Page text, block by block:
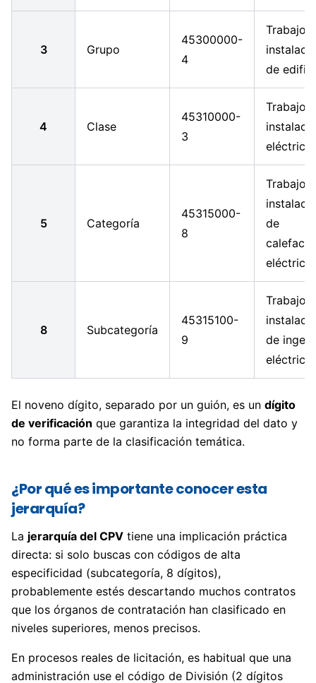
3 Grupo
45300000-
4
Trabajos
de
4 Clase
45310000-
3
Trabajos
eléctrica
5 Categoría
45315000-
8
Trabajos
de
eléctrica
8 Subcategoría
45315100-
9
Trabajos
de
eléctrica
El noveno dígito, separado por un guión, es un dígito
de verificación que garantiza la integridad del dato y
no forma parte de la clasificación temática.
¿Por qué es importante conocer esta
jerarquía?
La jerarquía del CPV tiene una implicación práctica
directa: si solo buscas con códigos de alta
especificidad (subcategoría, 8 dígitos),
probablemente estés descartando muchos contratos
que los órganos de contratación han clasificado en
niveles superiores, menos precisos.
En procesos reales de licitación, es habitual que una
administración use el código de División (2 dígitos